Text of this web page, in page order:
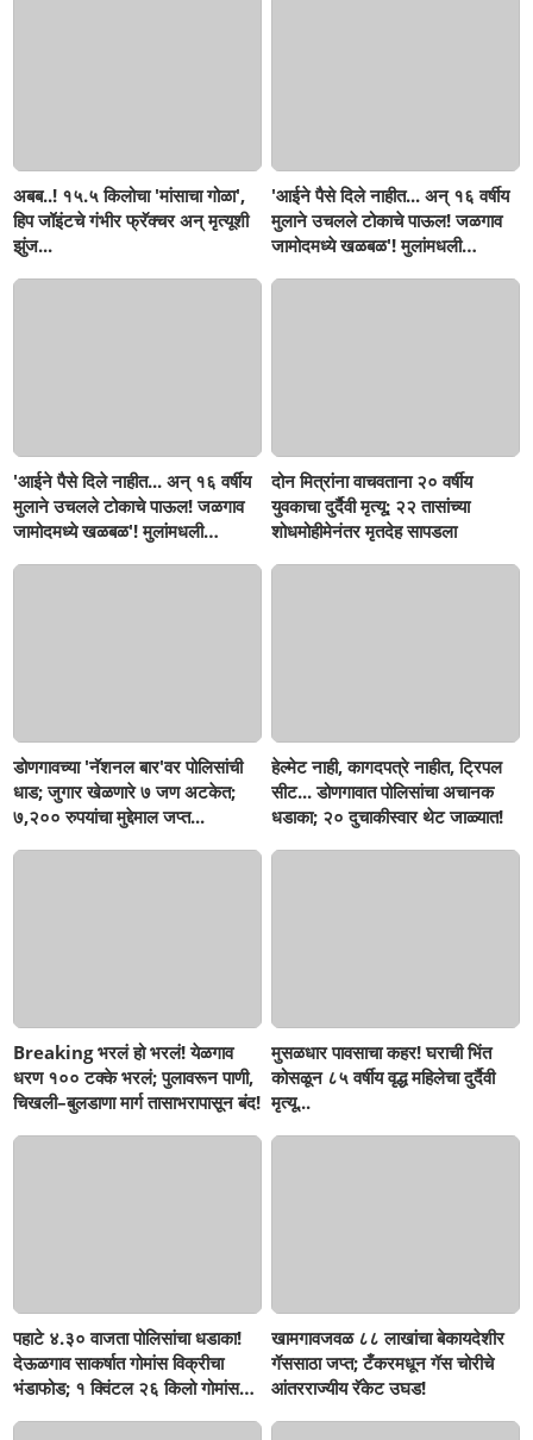
अबब..! १५.५ किलोचा 'मांसाचा गोळा',
हिप जॉइंटचे गंभीर फ्रॅक्चर अन् मृत्यूशी
झुंज...
'आईने पैसे दिले नाहीत... अन् १६ वर्षीय
मुलाने उचलले टोकाचे पाऊल! जळगाव
जामोदमध्ये खळबळ'! मुलांमधली
'आईने पैसे दिले नाहीत... अन् १६ वर्षीय
मुलाने उचलले टोकाचे पाऊल! जळगाव
जामोदमध्ये खळबळ'! मुलांमधली
दोन मित्रांना वाचवताना २० वर्षीय
युवकाचा दुर्दैवी मृत्यू; २२ तासांच्या
शोधमोहीमेनंतर मृतदेह सापडला
डोणगावच्या 'नॅशनल बार'वर पोलिसांची
धाड; जुगार खेळणारे ७ जण अटकेत;
७,२०० रुपयांचा मुद्देमाल जप्त...
हेल्मेट नाही, कागदपत्रे नाहीत, ट्रिपल
सीट... डोणगावात पोलिसांचा अचानक
धडाका; २० दुचाकीस्वार थेट जाळ्यात!
Breaking भरलं हो भरलं! येळगाव
धरण १०० टक्के भरलं; पुलावरून पाणी,
चिखली–बुलडाणा मार्ग तासाभरापासून बंद!
मुसळधार पावसाचा कहर! घराची भिंत
कोसळून ८५ वर्षीय वृद्ध महिलेचा दुर्दैवी
मृत्यू...
पहाटे ४.३० वाजता पोलिसांचा धडाका!
देऊळगाव साकर्षात गोमांस विक्रीचा
भंडाफोड; १ क्विंटल २६ किलो गोमांस
खामगावजवळ ८८ लाखांचा बेकायदेशीर
गॅससाठा जप्त; टँकरमधून गॅस चोरीचे
आंतरराज्यीय रॅकेट उघड!